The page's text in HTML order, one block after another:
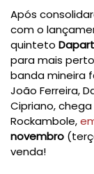
Após
com o
quinteto
para mais
banda mineira
João Ferreira,
Cipriano,
Rockambole,
novembro
venda!